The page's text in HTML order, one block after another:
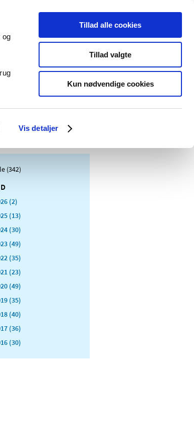
og
Vis detaljer
Tillad alle cookies
Tillad valgte
Kun nødvendige cookies
Særlige
produktområder
(342)
(2)
(13)
(30)
(49)
(35)
(23)
(49)
(35)
(40)
(36)
(30)